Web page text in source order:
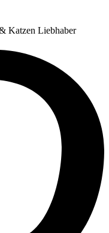
Katzen Liebhaber